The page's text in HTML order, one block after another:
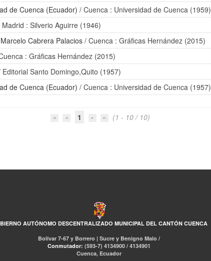
de Cuenca (Ecuador) / Cuenca : Universidad de Cuenca (1959)
Madrid : Silverio Aguirre (1946)
Marcelo Cabrera Palacios / Cuenca : Gráficas Hernández (2015)
: Gráficas Hernández (2015)
Editorial Santo Domingo,Quito (1957)
de Cuenca (Ecuador) / Cuenca : Universidad de Cuenca (1957)
1 (1 - 10 / 10)
AUTÓNOMO DESCENTRALIZADO MUNICIPAL DEL CANTÓN CUENCA
Bolívar 7-67 y Borrero | Sucre y Benigno Malo /
Conmutador: (593-7) 4134900 / 4134901
Cuenca, Ecuador